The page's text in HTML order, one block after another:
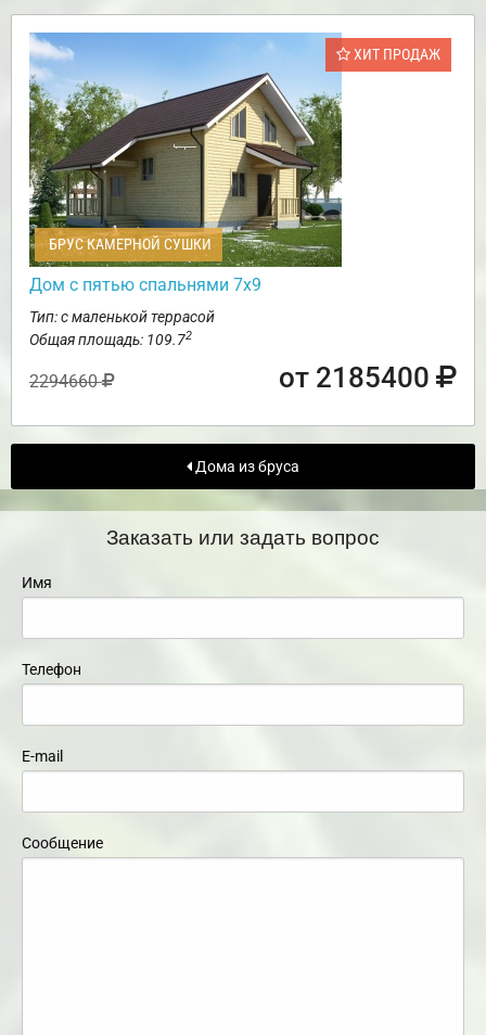
ХИТ ПРОДАЖ
БРУС КАМЕРНОЙ СУШКИ
Дом с пятью спальнями 7х9
Тип: с маленькой террасой
Общая площадь: 109.72
2294660 от 2185400
Дома из бруса
Заказать или задать вопрос
Имя
Телефон
E-mail
Сообщение